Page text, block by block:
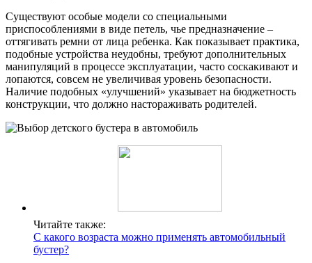
Существуют особые модели со специальными
приспособлениями в виде петель, чье предназначение –
оттягивать ремни от лица ребенка. Как показывает практика,
подобные устройства неудобны, требуют дополнительных
манипуляций в процессе эксплуатации, часто соскакивают и
лопаются, совсем не увеличивая уровень безопасности.
Наличие подобных «улучшений» указывает на бюджетность
конструкции, что должно настораживать родителей.
Читайте также:
С какого возраста можно применять автомобильный
бустер?